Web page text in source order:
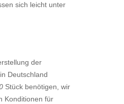
sich leicht unter
der
Deutschland
Stück benötigen, wir
Konditionen für